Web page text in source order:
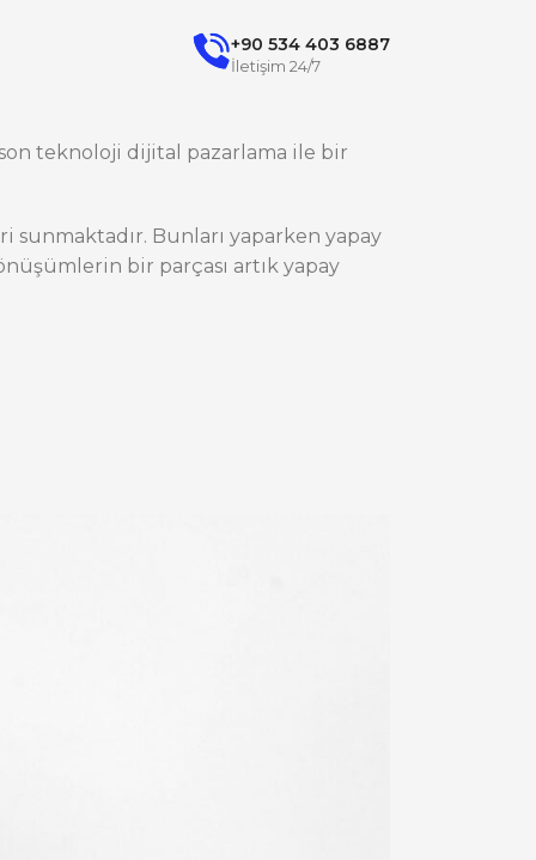
+90 534 403 6887
İletişim 24/7
teknoloji dijital pazarlama ile bir
Bunları yaparken yapay
bir parçası artık yapay